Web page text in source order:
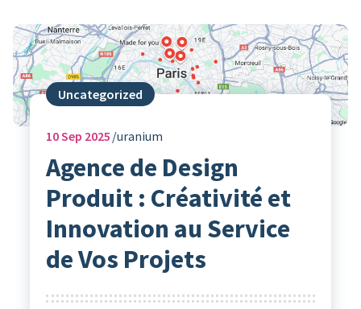
Uncategorized
10Sep 2025 uranium
Agence de Design
Produit : Créativité et
Innovation au Service
de Vos Projets